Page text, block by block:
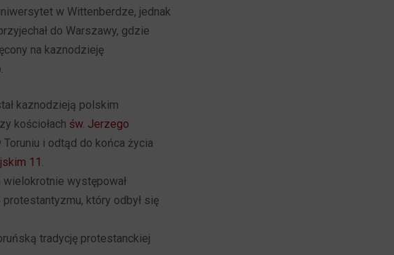
w Wittenberdze, jednak
do Warszawy, gdzie
na kaznodzieję
kaznodzieją polskim
kościołach św. Jerzego
Toruniu i odtąd do końca życia
11 .
występował
który odbył się
tradycję protestanckiej